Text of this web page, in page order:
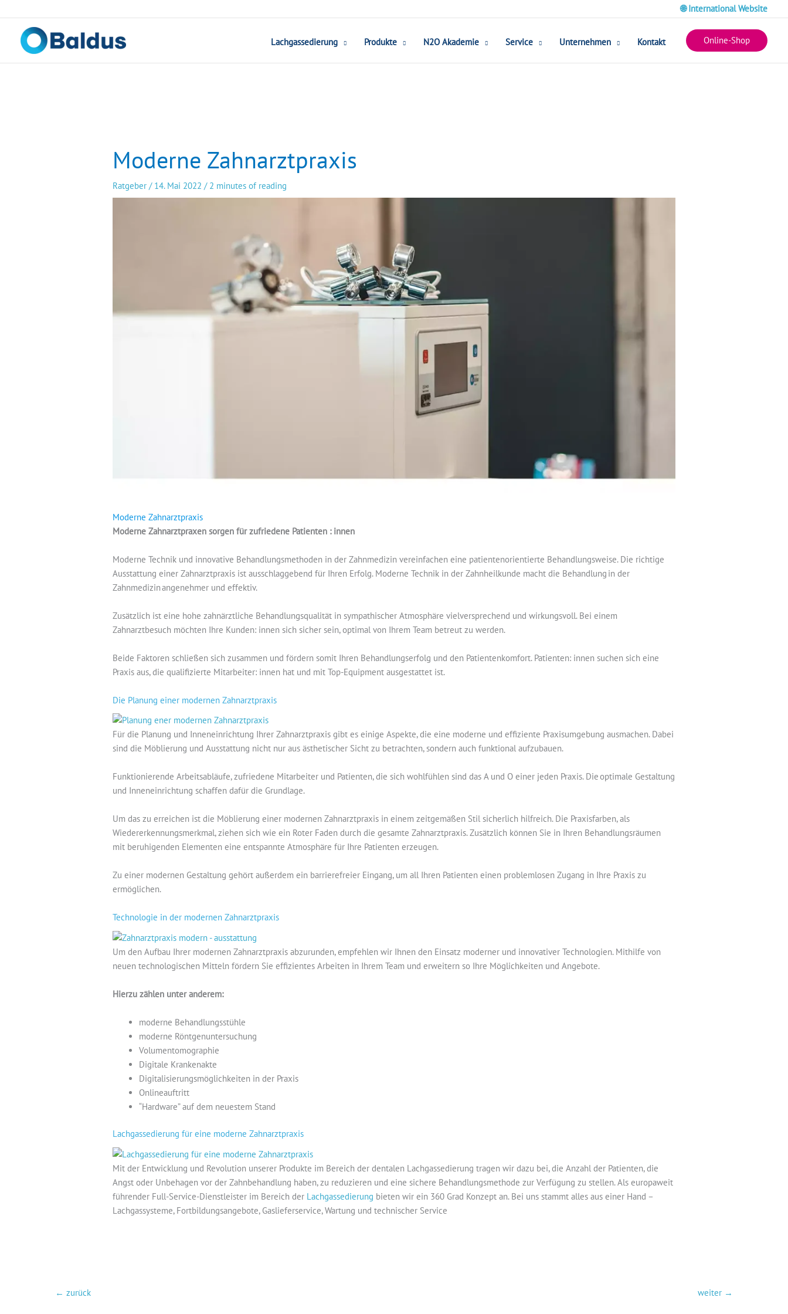
Inhalt
springen
🌐 International Website
Lachgassedierung Produkte N2O Akademie Service Unternehmen Kontakt Online-Shop
Moderne Zahnarztpraxis
Ratgeber / 14. Mai 2022/ 2 minutes of reading
Moderne Zahnarztpraxis
Moderne Zahnarztpraxen sorgen für zufriedene Patienten : innen
Moderne Technik und innovative Behandlungsmethoden in der Zahnmedizin vereinfachen eine patientenorientierte Behandlungsweise. Die richtige
Ausstattung einer Zahnarztpraxis ist ausschlaggebend für Ihren Erfolg. Moderne Technik in der Zahnheilkunde macht die Behandlung in der
Zahnmedizin angenehmer und effektiv.
Zusätzlich ist eine hohe zahnärztliche Behandlungsqualität in sympathischer Atmosphäre vielversprechend und wirkungsvoll. Bei einem
Zahnarztbesuch möchten Ihre Kunden: innen sich sicher sein, optimal von Ihrem Team betreut zu werden.
Beide Faktoren schließen sich zusammen und fördern somit Ihren Behandlungserfolg und den Patientenkomfort. Patienten: innen suchen sich eine
Praxis aus, die qualifizierte Mitarbeiter: innen hat und mit Top-Equipment ausgestattet ist.
Die Planung einer modernen Zahnarztpraxis
Für die Planung und Inneneinrichtung Ihrer Zahnarztpraxis gibt es einige Aspekte, die eine moderne und effiziente Praxisumgebung ausmachen. Dabei
sind die Möblierung und Ausstattung nicht nur aus ästhetischer Sicht zu betrachten, sondern auch funktional aufzubauen.
Funktionierende Arbeitsabläufe, zufriedene Mitarbeiter und Patienten, die sich wohlfühlen sind das A und O einer jeden Praxis. Die optimale Gestaltung
und Inneneinrichtung schaffen dafür die Grundlage.
Um das zu erreichen ist die Möblierung einer modernen Zahnarztpraxis in einem zeitgemäßen Stil sicherlich hilfreich. Die Praxisfarben, als
Wiedererkennungsmerkmal, ziehen sich wie ein Roter Faden durch die gesamte Zahnarztpraxis. Zusätzlich können Sie in Ihren Behandlungsräumen
mit beruhigenden Elementen eine entspannte Atmosphäre für Ihre Patienten erzeugen.
Zu einer modernen Gestaltung gehört außerdem ein barrierefreier Eingang, um all Ihren Patienten einen problemlosen Zugang in Ihre Praxis zu
ermöglichen.
Technologie in der modernen Zahnarztpraxis
Um den Aufbau Ihrer modernen Zahnarztpraxis abzurunden, empfehlen wir Ihnen den Einsatz moderner und innovativer Technologien. Mithilfe von
neuen technologischen Mitteln fördern Sie effizientes Arbeiten in Ihrem Team und erweitern so Ihre Möglichkeiten und Angebote.
Hierzu zählen unter anderem:
moderne Behandlungsstühle
moderne Röntgenuntersuchung
Volumentomographie
Digitale Krankenakte
Digitalisierungsmöglichkeiten in der Praxis
Onlineauftritt
“Hardware” auf dem neuestem Stand
Lachgassedierung für eine moderne Zahnarztpraxis
Mit der Entwicklung und Revolution unserer Produkte im Bereich der dentalen Lachgassedierung tragen wir dazu bei, die Anzahl der Patienten, die
Angst oder Unbehagen vor der Zahnbehandlung haben, zu reduzieren und eine sichere Behandlungsmethode zur Verfügung zu stellen. Als europaweit
führender Full-Service-Dienstleister im Bereich der Lachgassedierung bieten wir ein 360 Grad Konzept an. Bei uns stammt alles aus einer Hand –
Lachgassysteme, Fortbildungsangebote, Gaslieferservice, Wartung und technischer Service
← zurück weiter →